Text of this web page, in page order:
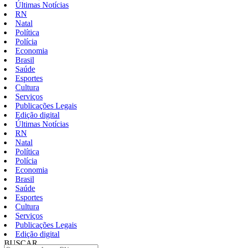
Últimas Notícias
RN
Natal
Política
Polícia
Economia
Brasil
Saúde
Esportes
Cultura
Serviços
Publicações Legais
Edição digital
Últimas Notícias
RN
Natal
Política
Polícia
Economia
Brasil
Saúde
Esportes
Cultura
Serviços
Publicações Legais
Edição digital
BUSCAR